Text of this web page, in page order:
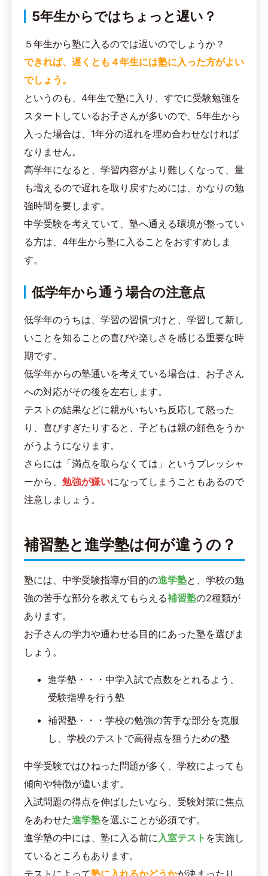
5年生からではちょっと遅い？
５年生から塾に入るのでは遅いのでしょうか？
できれば、遅くとも４年生には塾に入った方がよい
でしょう。
というのも、4年生で塾に入り、すでに受験勉強を
スタートしているお子さんが多いので、5年生から
入った場合は、1年分の遅れを埋め合わせなければ
なりません。
高学年になると、学習内容がより難しくなって、量
も増えるので遅れを取り戻すためには、かなりの勉
強時間を要します。
中学受験を考えていて、塾へ通える環境が整ってい
る方は、4年生から塾に入ることをおすすめしま
す。
低学年から通う場合の注意点
低学年のうちは、学習の習慣づけと、学習して新し
いことを知ることの喜びや楽しさを感じる重要な時
期です。
低学年からの塾通いを考えている場合は、お子さん
への対応がその後を左右します。
テストの結果などに親がいちいち反応して怒った
り、喜びすぎたりすると、子どもは親の顔色をうか
がうようになります。
さらには「満点を取らなくては」というプレッシャ
ーから、 勉強が嫌いになってしまうこともあるので
注意しましょう。
補習塾と進学塾は何が違うの？
塾には、中学受験指導が目的の進学塾と、学校の勉
強の苦手な部分を教えてもらえる補習塾の2種類が
あります。
お子さんの学力や通わせる目的にあった塾を選びま
しょう。
進学塾・・・中学入試で点数をとれるよう、
受験指導を行う塾
補習塾・・・学校の勉強の苦手な部分を克服
し、学校のテストで高得点を狙うための塾
中学受験ではひねった問題が多く、学校によっても
傾向や特徴が違います。
入試問題の得点を伸ばしたいなら、受験対策に焦点
をあわせた進学塾を選ぶことが必須です。
進学塾の中には、塾に入る前に入室テスト を実施し
ているところもあります。